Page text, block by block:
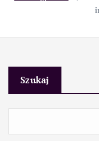
Szukaj